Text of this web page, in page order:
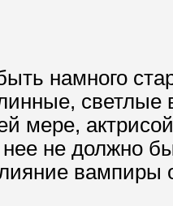
намного
светлые
мере,
нее не должно